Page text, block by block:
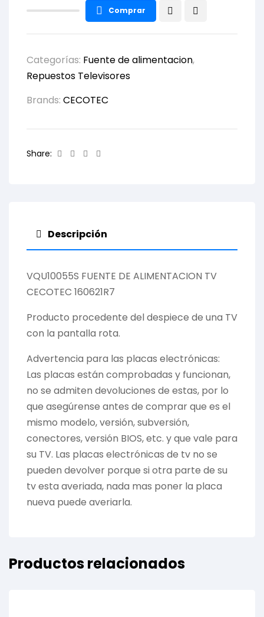
Comprar
Categorías: Fuente de alimentacion,
Repuestos Televisores
Brands: CECOTEC
Share: Facebook
TwitterLinkedin
Descripción
VQU10055S FUENTE DE ALIMENTACION TV
CECOTEC 160621R7
Producto procedente del despiece de una TV
con la pantalla rota.
Advertencia para las placas electrónicas:
Las placas están comprobadas y funcionan,
no se admiten devoluciones de estas, por lo
que asegúrense antes de comprar que es el
mismo modelo, versión, subversión,
conectores, versión BIOS, etc. y que vale para
su TV. Las placas electrónicas de tv no se
pueden devolver porque si otra parte de su
tv esta averiada, nada mas poner la placa
nueva puede averiarla.
Productos relacionados